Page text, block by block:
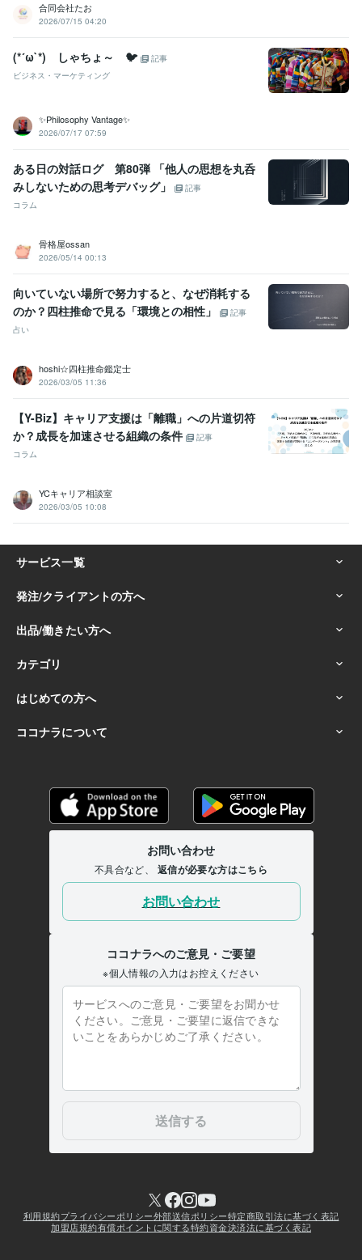
得意分野
占い
不倫
悩み相談・カウンセリング ご縁結び
片思い 両思い 夫婦 妊活
経営
合同会社たお
2026/07/15 04:20
(*´ω`*) しゃちょ～ 🐦
記事
ビジネス・マーケティング
✨Philosophy Vantage✨
2026/07/17 07:59
ある日の対話ログ 第80弾 「他人の思想を丸呑
みしないための思考デバッグ」
記事
コラム
骨格屋ossan
2026/05/14 00:13
向いていない場所で努力すると、なぜ消耗する
のか？四柱推命で見る「環境との相性」
記事
占い
hoshi☆四柱推命鑑定士
2026/03/05 11:36
【Y-Biz】キャリア支援は「離職」への片道切符
か？成長を加速させる組織の条件
記事
コラム
YCキャリア相談室
2026/03/05 10:08